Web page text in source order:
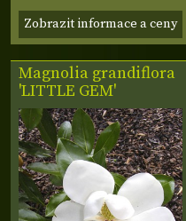
Zobrazit informace a ceny
Magnolia grandiflora
'LITTLE GEM'